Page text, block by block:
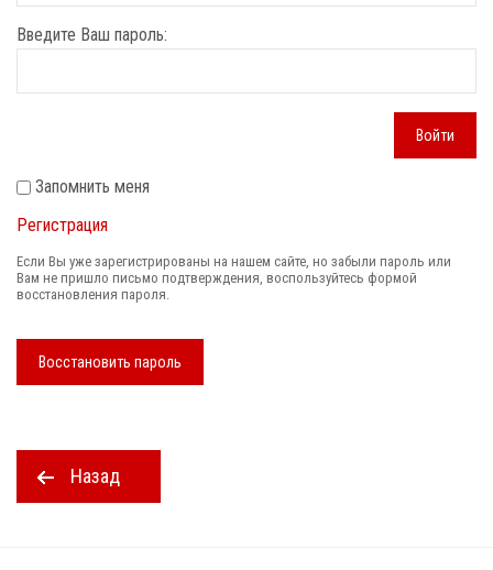
Введите Ваш пароль:
Войти
Запомнить меня
Регистрация
Если Вы уже зарегистрированы на нашем сайте, но забыли пароль или
Вам не пришло письмо подтверждения, воспользуйтесь формой
восстановления пароля.
Восстановить пароль
Назад